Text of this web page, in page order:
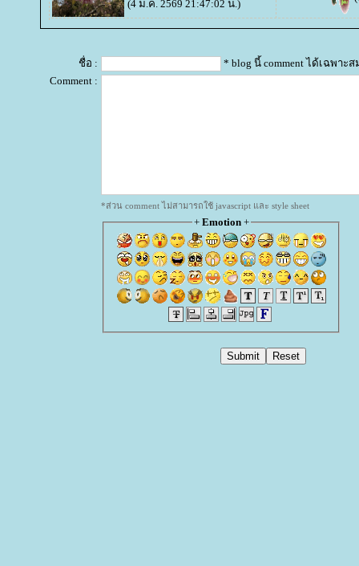
(4 ม.ค. 2569 21:47:02 น.)
ชื่อ :
* blog นี้ comment ได้เฉพาะ
Comment :
*ส่วน comment ไม่สามารถใช้ javascript และ style sheet
+ Emotion+